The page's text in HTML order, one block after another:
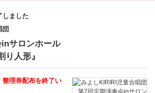
しました
団
サロンホール
り人形』
理券配布を終了い